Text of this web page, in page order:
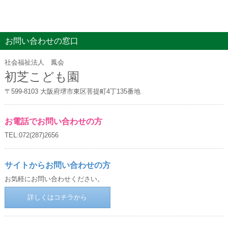
お問い合わせの窓口
社会福祉法人 鳳会
初芝こども園
〒599-8103 大阪府堺市東区菩提町4丁135番地
お電話でお問い合わせの方
TEL:072(287)2656
サイトからお問い合わせの方
お気軽にお問い合わせください。
詳しくはコチラから